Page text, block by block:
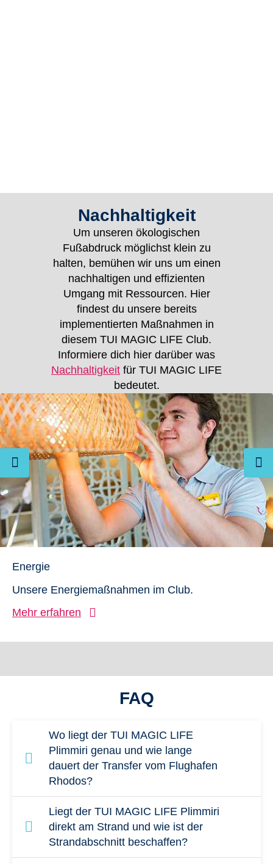
Nachhaltigkeit
Um unseren ökologischen
Fußabdruck möglichst klein zu
halten, bemühen wir uns um einen
nachhaltigen und effizienten
Umgang mit Ressourcen. Hier
findest du unsere bereits
implementierten Maßnahmen in
diesem TUI MAGIC LIFE Club.
Informiere dich hier darüber was
Nachhaltigkeit für TUI MAGIC LIFE
bedeutet.
Energie
Unsere Energiemaßnahmen im Club.
Mehr erfahren
FAQ
Wo liegt der TUI MAGIC LIFE
Plimmiri genau und wie lange
dauert der Transfer vom Flughafen
Rhodos?
Der TUI MAGIC LIFE Plimmiri liegt im Süden
von Rhodos, in ruhiger Lage direkt am Meer
nahe dem Ort Plimmiri. Bis zum Flughafen
Liegt der TUI MAGIC LIFE Plimmiri
direkt am Strand und wie ist der
Strandabschnitt beschaffen?